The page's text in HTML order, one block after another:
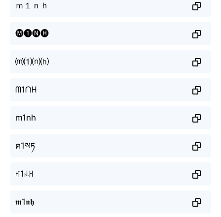
ｍ１ｎｈ
🅜❶🅝🅗
⒨⑴⒩⒣
ᗰ1ᑎᕼ
m1nh
ฅ1སཏ
ꎭ1ꈤꃅ
𝖒1𝖓𝖍